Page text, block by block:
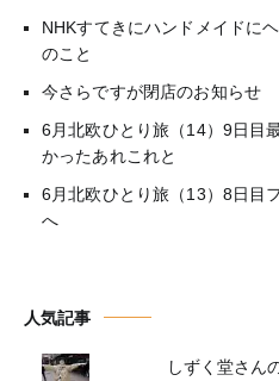
NHKすてきにハンドメイドに
のこと
今さらですが閉店のお知らせ
6月北欧ひとり旅（14）9日目
かったあれこれと
6月北欧ひとり旅（13）8日目
へ
人気記事
しずく堂さん